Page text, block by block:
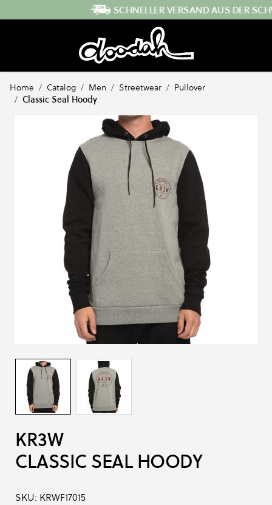
SCHNELLER VERSAND AUS DER SCHWEIZ
Home / Catalog / Men / Streetwear / Pullover
/ Classic Seal Hoody
KR3W
CLASSIC SEAL HOODY
SKU: KRWF17015